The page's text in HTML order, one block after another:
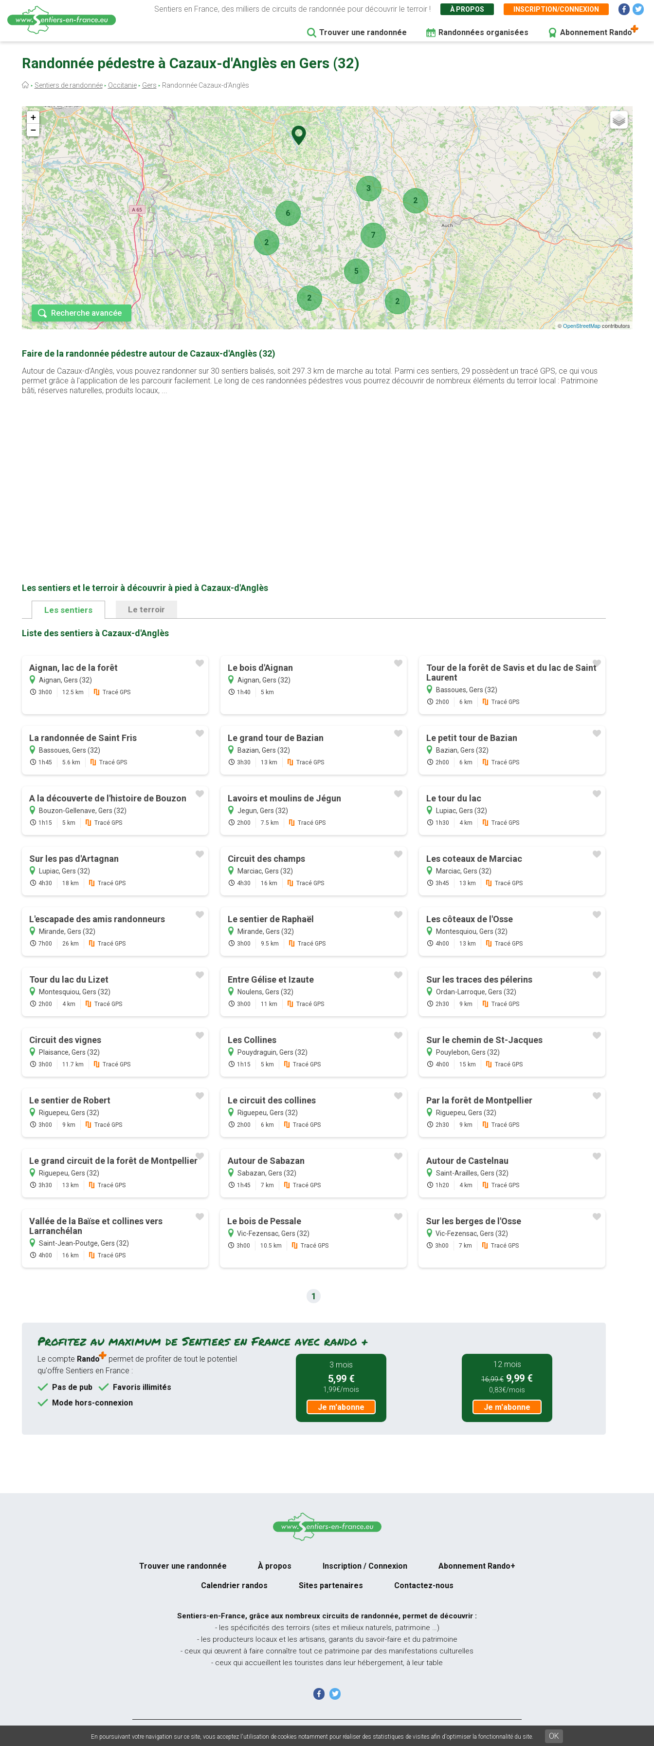
contenu
Sentiers en France, des milliers de circuits de randonnée pour découvrir le terroir ! À PROPOS INSCRIPTION/CONNEXION
Trouver une randonnée Randonnées organisées Abonnement Rando
Randonnée pédestre à Cazaux-d'Anglès en Gers (32)
Fil
Sentiers de randonnée Occitanie Gers Randonnée Cazaux-d'Anglès
2
2
2
2
3
5
6
7
+
−
©OpenStreetMapcontributors
Recherche avancée
Faire de la randonnée pédestre autour de Cazaux-d'Anglès (32)
Autour de Cazaux-d'Anglès, vous pouvez randonner sur 30 sentiers balisés, soit 297.3 km de marche au total. Parmi ces sentiers, 29 possèdent un tracé GPS, ce qui vous
permet grâce à l'application de les parcourir facilement. Le long de ces randonnées pédestres vous pourrez découvrir de nombreux éléments du terroir local : Patrimoine
bâti, réserves naturelles, produits locaux, ...
Les sentiers et le terroir à découvrir à pied à Cazaux-d'Anglès
Les sentiers Le terroir
Liste des sentiers à Cazaux-d'Anglès
Aignan, lac de la forêt
Aignan, Gers (32)
3h00 12.5 km Tracé GPS
Le bois d'Aignan
Aignan, Gers (32)
1h40 5 km
Tour de la forêt de Savis et du lac de Saint
Laurent
Bassoues, Gers (32)
2h00 6 km Tracé GPS
La randonnée de Saint Fris
Bassoues, Gers (32)
1h45 5.6 km Tracé GPS
Le grand tour de Bazian
Bazian, Gers (32)
3h30 13 km Tracé GPS
Le petit tour de Bazian
Bazian, Gers (32)
2h00 6 km Tracé GPS
A la découverte de l'histoire de Bouzon
Bouzon-Gellenave, Gers (32)
1h15 5 km Tracé GPS
Lavoirs et moulins de Jégun
Jegun, Gers (32)
2h00 7.5 km Tracé GPS
Le tour du lac
Lupiac, Gers (32)
1h30 4 km Tracé GPS
Sur les pas d'Artagnan
Lupiac, Gers (32)
4h30 18 km Tracé GPS
Circuit des champs
Marciac, Gers (32)
4h30 16 km Tracé GPS
Les coteaux de Marciac
Marciac, Gers (32)
3h45 13 km Tracé GPS
L'escapade des amis randonneurs
Mirande, Gers (32)
7h00 26 km Tracé GPS
Le sentier de Raphaël
Mirande, Gers (32)
3h00 9.5 km Tracé GPS
Les côteaux de l'Osse
Montesquiou, Gers (32)
4h00 13 km Tracé GPS
Tour du lac du Lizet
Montesquiou, Gers (32)
2h00 4 km Tracé GPS
Entre Gélise et Izaute
Noulens, Gers (32)
3h00 11 km Tracé GPS
Sur les traces des pélerins
Ordan-Larroque, Gers (32)
2h30 9 km Tracé GPS
Circuit des vignes
Plaisance, Gers (32)
3h00 11.7 km Tracé GPS
Les Collines
Pouydraguin, Gers (32)
1h15 5 km Tracé GPS
Sur le chemin de St-Jacques
Pouylebon, Gers (32)
4h00 15 km Tracé GPS
Le sentier de Robert
Riguepeu, Gers (32)
3h00 9 km Tracé GPS
Le circuit des collines
Riguepeu, Gers (32)
2h00 6 km Tracé GPS
Par la forêt de Montpellier
Riguepeu, Gers (32)
2h30 9 km Tracé GPS
Le grand circuit de la forêt de Montpellier
Riguepeu, Gers (32)
3h30 13 km Tracé GPS
Autour de Sabazan
Sabazan, Gers (32)
1h45 7 km Tracé GPS
Autour de Castelnau
Saint-Arailles, Gers (32)
1h20 4 km Tracé GPS
Vallée de la Baïse et collines vers
Larranchélan
Saint-Jean-Poutge, Gers (32)
4h00 16 km Tracé GPS
Le bois de Pessale
Vic-Fezensac, Gers (32)
3h00 10.5 km Tracé GPS
Sur les berges de l'Osse
Vic-Fezensac, Gers (32)
3h00 7 km Tracé GPS
1
Profitez au maximum de Sentiers en France avec rando +
Le compte Rando
permet de profiter de tout le potentiel
qu'offre Sentiers en France :
Pas de pub
Favoris illimités
Mode hors-connexion
3 mois
5,99 €
1,99€/mois
Je m'abonne
12 mois
16,99 € 9,99 €
0,83€/mois
Je m'abonne
Trouver une randonnée À propos Inscription / Connexion Abonnement Rando+
Calendrier randos Sites partenaires Contactez-nous
Sentiers-en-France, grâce aux nombreux circuits de randonnée, permet de découvrir :
- les spécificités des terroirs (sites et milieux naturels, patrimoine …)
- les producteurs locaux et les artisans, garants du savoir-faire et du patrimoine
- ceux qui œuvrent à faire connaître tout ce patrimoine par des manifestations culturelles
- ceux qui accueillent les touristes dans leur hébergement, à leur table
© 2026 Sentiers en France - Tous droits réservés - Photos non contractuelles - Mentions légales - CGV
En poursuivant votre navigation sur ce site, vous acceptez l'utilisation de cookies notamment pour réaliser des statistiques de visites afin d'optimiser la fonctionnalité du site. OK